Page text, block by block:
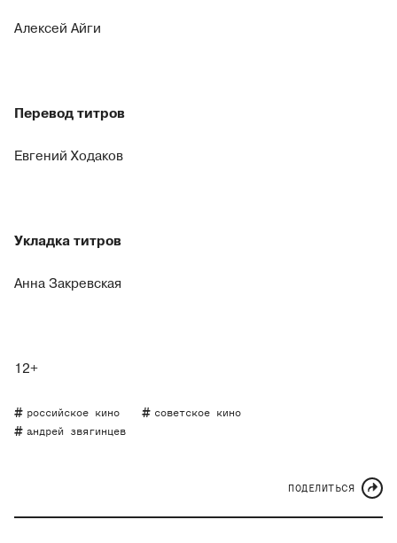
Алексей Айги
Перевод титров
Евгений Ходаков
Укладка титров
Анна Закревская
12+
российское кино
советское кино
андрей звягинцев
ПОДЕЛИТЬСЯ